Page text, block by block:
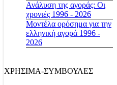
Ανάλυση της αγοράς: Οι
χρονιές 1996 - 2026
Μοντέλα ορόσημα για την
ελληνική αγορά 1996 -
2026
ΧΡΗΣΙΜΑ-ΣΥΜΒΟΥΛΕΣ